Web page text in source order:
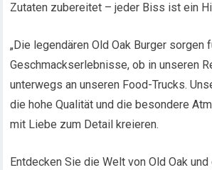
Zutaten zubereitet – jeder Biss ist ein
„Die legendären Old Oak Burger sorgen
Geschmackserlebnisse, ob in unseren
unterwegs an unseren Food-Trucks.
die hohe Qualität und die besondere
mit Liebe zum Detail kreieren.
Entdecken Sie die Welt von Old Oak